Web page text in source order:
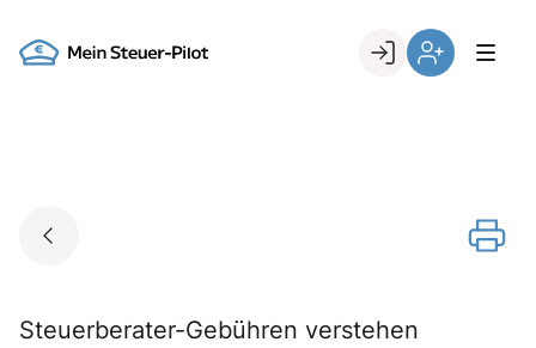
content
Go to landing page.
Steuerberater-Gebühren verstehen